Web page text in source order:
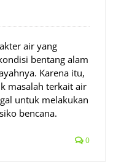
air yang
bentang alam
Karena itu,
masalah terkait air
untuk melakukan
bencana.
0